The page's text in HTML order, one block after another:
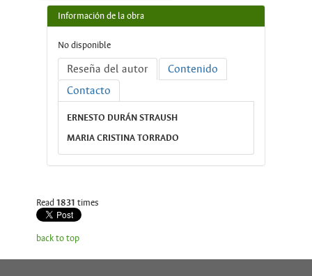
Información de la obra
No disponible
Reseña del autor
Contenido
Contacto
ERNESTO DURÁN STRAUSH
MARIA CRISTINA TORRADO
Read1831 times
back to top